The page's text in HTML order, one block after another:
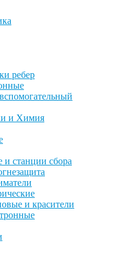
ребер
и Химия
станции сбора
и красители